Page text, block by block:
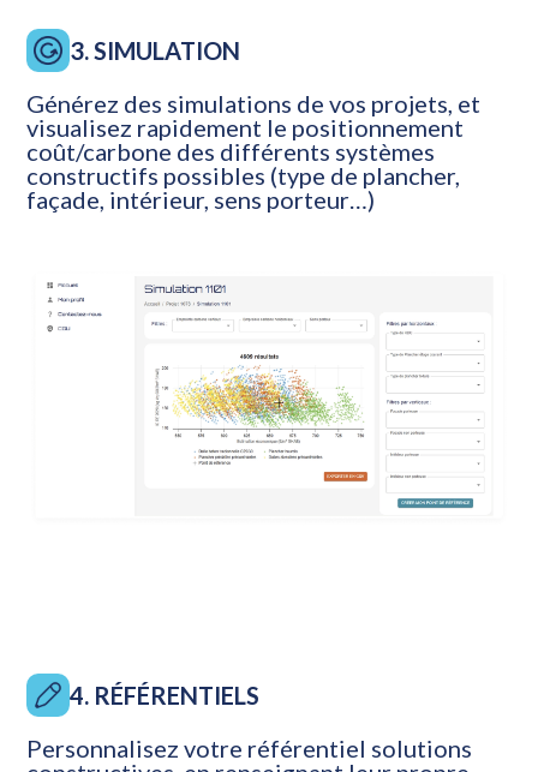
3. SIMULATION
Générez des simulations de vos projets, et
visualisez rapidement le positionnement
coût/carbone des différents systèmes
constructifs possibles (type de plancher,
façade, intérieur, sens porteur…)
4. RÉFÉRENTIELS
Personnalisez votre référentiel solutions